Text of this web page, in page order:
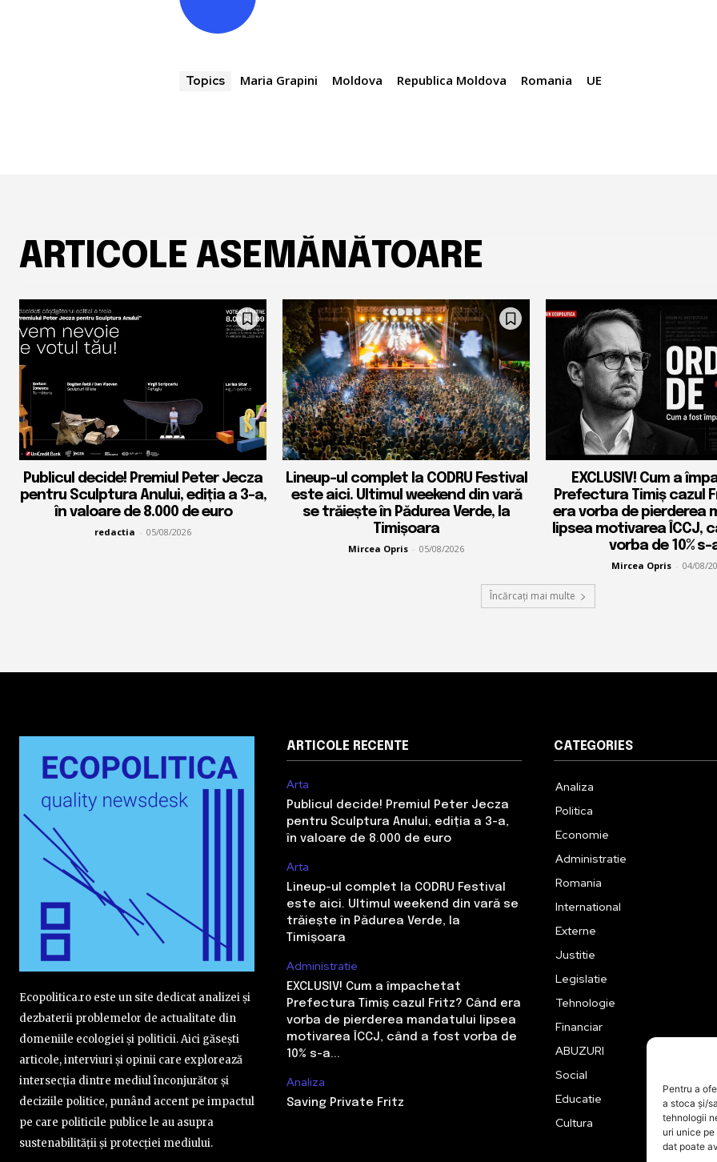
Pentru a
a stoca și/
tehnologii
uri unice
dat poate
Topics Maria Grapini Moldova Republica Moldova Romania UE
ARTICOLE ASEMĂNĂTOARE
Publicul decide! Premiul Peter Jecza
pentru Sculptura Anului, ediția a 3-a,
în valoare de 8.000 de euro
redactia - 05/08/2026
Lineup-ul complet la CODRU Festival
este aici. Ultimul weekend din vară
se trăiește în Pădurea Verde, la
Timișoara
Mircea Opris - 05/08/2026
EXCLUSIV! Cum a
Prefectura Timiș cazul
era vorba de pierderea
lipsea motivarea ÎCCJ,
vorba de 10% s-
Mircea Opris - 04/08/
Încărcați mai multe
Ecopolitica.ro este un site dedicat analizei și
dezbaterii problemelor de actualitate din
domeniile ecologiei și politicii. Aici găsești
articole, interviuri și opinii care explorează
intersecția dintre mediul înconjurător și
deciziile politice, punând accent pe impactul
pe care politicile publice le au asupra
sustenabilității și protecției mediului.
ARTICOLE RECENTE
Arta
Publicul decide! Premiul Peter Jecza
pentru Sculptura Anului, ediția a 3-a,
în valoare de 8.000 de euro
Arta
Lineup-ul complet la CODRU Festival
este aici. Ultimul weekend din vară se
trăiește în Pădurea Verde, la
Timișoara
Administratie
EXCLUSIV! Cum a împachetat
Prefectura Timiș cazul Fritz? Când era
vorba de pierderea mandatului lipsea
motivarea ÎCCJ, când a fost vorba de
10% s-a...
Analiza
Saving Private Fritz
CATEGORIES
Analiza
Politica
Economie
Administratie
Romania
International
Externe
Justitie
Legislatie
Tehnologie
Financiar
ABUZURI
Social
Educatie
Cultura